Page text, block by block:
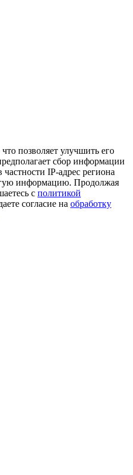
позволяет улучшить его
сбор информации
частности IP-адрес региона
информацию. Продолжая
с политикой
согласие на обработку